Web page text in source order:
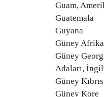
Guam,
Guatemala
Guyana
Güney Afrika
Güney
Adaları,
Güney
Güney Kore